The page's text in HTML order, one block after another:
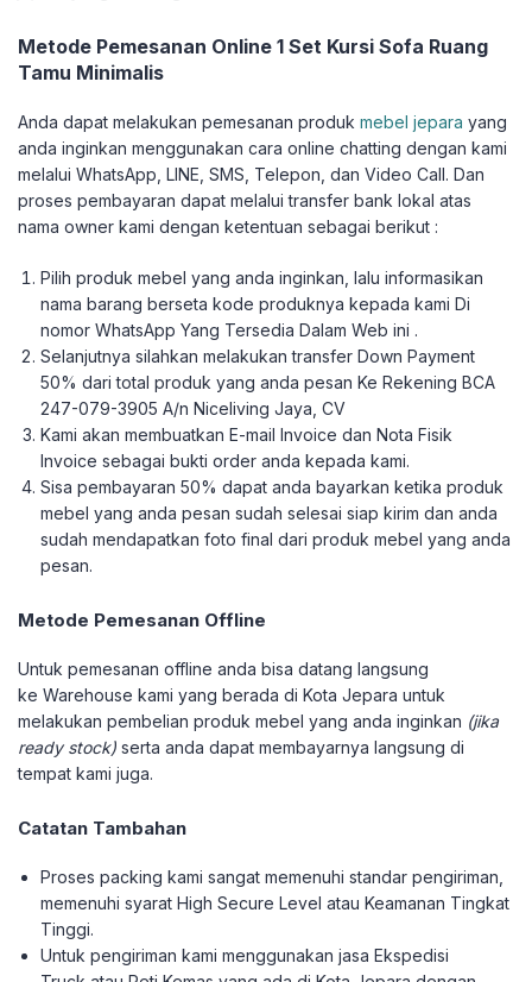
Metode Pemesanan Online 1 Set Kursi Sofa Ruang
Tamu Minimalis
Anda dapat melakukan pemesanan produk mebel jepara yang
anda inginkan menggunakan cara online chatting dengan kami
melalui WhatsApp, LINE, SMS, Telepon, dan Video Call. Dan
proses pembayaran dapat melalui transfer bank lokal atas
nama owner kami dengan ketentuan sebagai berikut :
Pilih produk mebel yang anda inginkan, lalu informasikan
nama barang berseta kode produknya kepada kami Di
nomor WhatsApp Yang Tersedia Dalam Web ini .
Selanjutnya silahkan melakukan transfer Down Payment
50% dari total produk yang anda pesan Ke Rekening BCA
247-079-3905 A/n Niceliving Jaya, CV
Kami akan membuatkan E-mail Invoice dan Nota Fisik
Invoice sebagai bukti order anda kepada kami.
Sisa pembayaran 50% dapat anda bayarkan ketika produk
mebel yang anda pesan sudah selesai siap kirim dan anda
sudah mendapatkan foto final dari produk mebel yang anda
pesan.
Metode Pemesanan Offline
Untuk pemesanan offline anda bisa datang langsung
ke Warehouse kami yang berada di Kota Jepara untuk
melakukan pembelian produk mebel yang anda inginkan (jika
ready stock) serta anda dapat membayarnya langsung di
tempat kami juga.
Catatan Tambahan
Proses packing kami sangat memenuhi standar pengiriman,
memenuhi syarat High Secure Level atau Keamanan Tingkat
Tinggi.
Untuk pengiriman kami menggunakan jasa Ekspedisi